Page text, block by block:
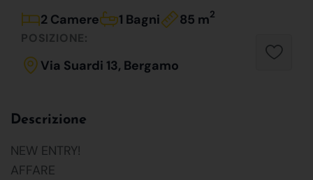
2 Camere 1 Bagni 85 m2
POSIZIONE:
Via Suardi 13, Bergamo
Descrizione
NEW ENTRY!
AFFARE